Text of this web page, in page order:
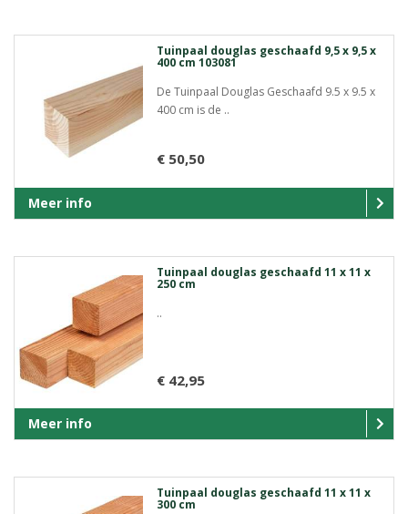
Tuinpaal douglas geschaafd 9,5 x 9,5 x
400 cm 103081
De Tuinpaal Douglas Geschaafd 9.5 x 9.5 x
400 cm is de ..
€ 50,50
Meer info
Tuinpaal douglas geschaafd 11 x 11 x
250 cm
..
€ 42,95
Meer info
Tuinpaal douglas geschaafd 11 x 11 x
300 cm